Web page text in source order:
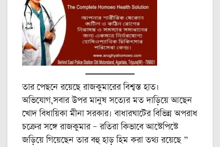
তার পেছনে রয়েছে রাজকুমারের বিশ্বস্ত হাত।
অভিযোগ,সবার উপর মানুষ সত্যের মত দাড়িয়ে আছেন
খোদ বিধায়িকা মীনা সরকার। বাধারঘাটের বিভিন্ন অপরাধ
চক্রের সঙ্গে রাজকুমার – রতিরা কিভাবে আস্টেপিস্টে
জড়িয়ে গিয়েছেন তার বহু হাড় হিম করা তথ্য রয়েছে ”